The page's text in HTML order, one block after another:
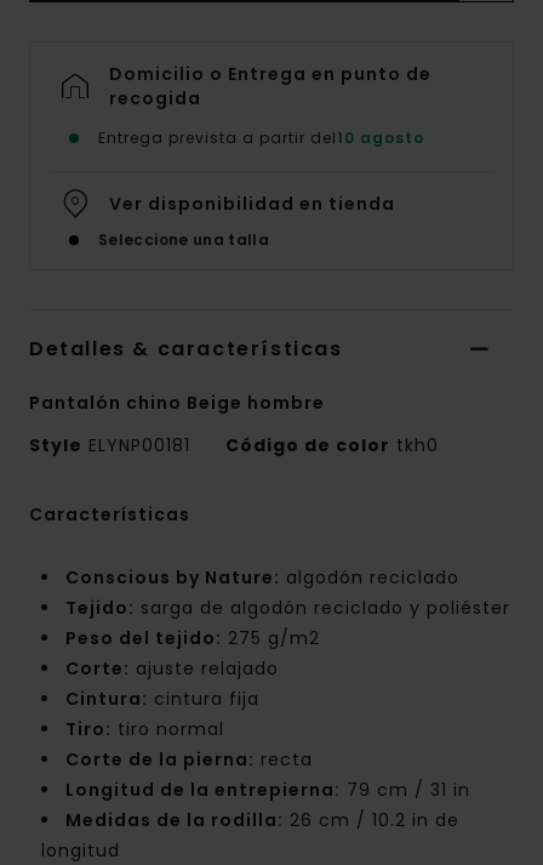
Domicilio o Entrega en punto de
recogida
Entrega prevista a partir del10 agosto
Ver disponibilidad en tienda
Seleccione una talla
Detalles & características
Pantalón chino Beige hombre
Style ELYNP00181 Código de color tkh0
Características
Conscious by Nature: algodón reciclado
Tejido: sarga de algodón reciclado y poliéster
Peso del tejido: 275 g/m2
Corte: ajuste relajado
Cintura: cintura fija
Tiro: tiro normal
Corte de la pierna: recta
Longitud de la entrepierna: 79 cm / 31 in
Medidas de la rodilla: 26 cm / 10.2 in de
longitud